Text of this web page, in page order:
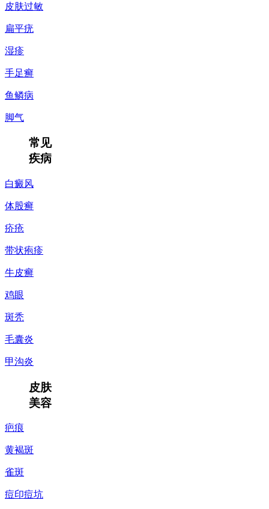
皮肤过敏
扁平疣
湿疹
手足癣
鱼鳞病
脚气
常见
疾病
白癜风
体股癣
疥疮
带状疱疹
牛皮癣
鸡眼
斑秃
毛囊炎
甲沟炎
皮肤
美容
疤痕
黄褐斑
雀斑
痘印痘坑